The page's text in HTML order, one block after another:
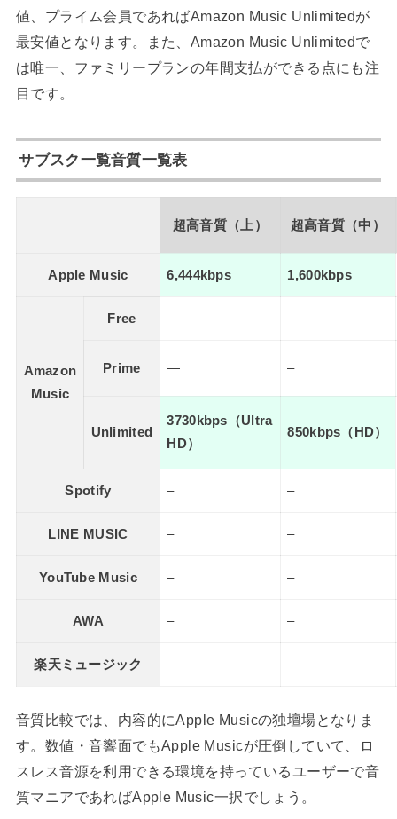
値、プライム会員であればAmazon Music Unlimitedが
最安値となります。また、Amazon Music Unlimitedで
は唯一、ファミリープランの年間支払ができる点にも注
目です。
サブスク一覧音質一覧表
超高音質（上） 超高音質（中）
Apple Music 6,444kbps 1,600kbps
Amazon
Music
Free – –
Prime — –
Unlimited
3730kbps（Ultra
HD）
850kbps（HD）
Spotify – –
LINE MUSIC – –
YouTube Music – –
AWA – –
楽天ミュージック – –
音質比較では、内容的にApple Musicの独壇場となりま
す。数値・音響面でもApple Musicが圧倒していて、ロ
スレス音源を利用できる環境を持っているユーザーで音
質マニアであればApple Music一択でしょう。